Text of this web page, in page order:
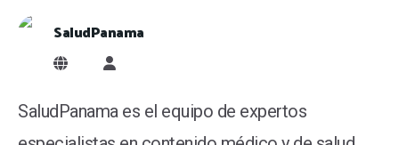
SaludPanama
SaludPanama es el equipo de expertos